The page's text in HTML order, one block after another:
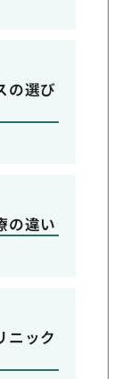
の選び
の違い
ニック